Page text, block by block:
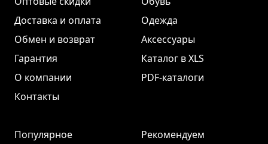
Доставка и оплата
Обмен и возврат
Гарантия
О компании
Контакты
Одежда
Аксессуары
Каталог в XLS
PDF-каталоги
Популярное
Рекомендуем